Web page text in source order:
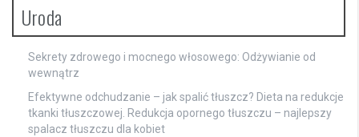
Uroda
Sekrety zdrowego i mocnego włosowego: Odżywianie od
wewnątrz
Efektywne odchudzanie – jak spalić tłuszcz? Dieta na redukcje
tkanki tłuszczowej. Redukcja opornego tłuszczu – najlepszy
spalacz tłuszczu dla kobiet